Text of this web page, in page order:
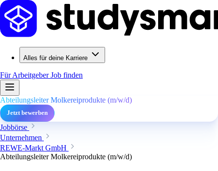
Alles für deine Karriere
Für ArbeitgeberJob finden
Abteilungsleiter Molkereiprodukte (m/w/d)
Jetzt bewerben
Jobbörse
Unternehmen
REWE-Markt GmbH
Abteilungsleiter Molkereiprodukte (m/w/d)